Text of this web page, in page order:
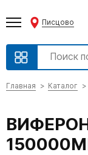
Писцово
Главная Каталог